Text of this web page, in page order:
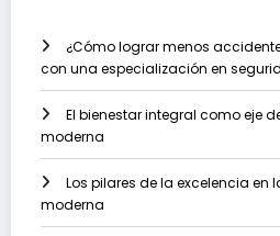
¿Cómo lograr menos
con una especialización en
El bienestar integral como eje
moderna
Los pilares de la excelencia en
moderna